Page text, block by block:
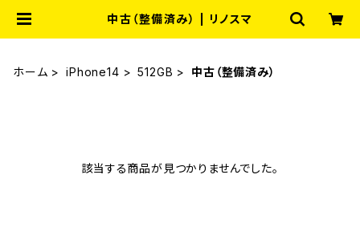
中古（整備済み） | リノスマ
ホーム iPhone14 512GB 中古（整備済み）
該当する商品が見つかりませんでした。